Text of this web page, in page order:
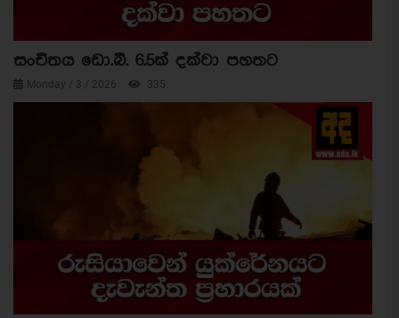
සංචිතය ඩො.බි. 6.5ක් දක්වා පහතට
Monday / 3 / 2026 335